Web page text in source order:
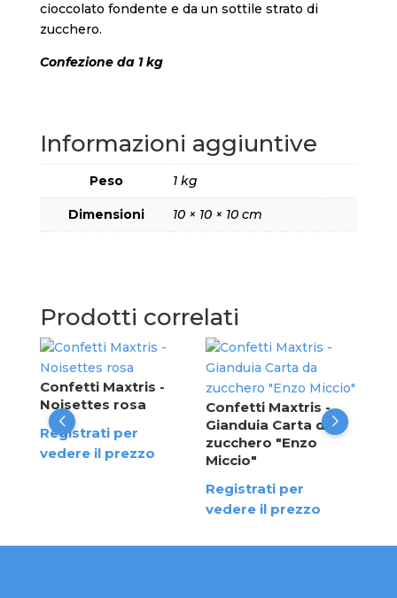
cioccolato fondente e da un sottile strato di
zucchero.
Confezione da 1 kg
Informazioni aggiuntive
Peso 1 kg
Dimensioni 10 × 10 × 10 cm
Prodotti correlati
Confetti Maxtris -
Noisettes rosa
Registrati per
vedere il prezzo
Confetti Maxtris -
Gianduia Carta da
zucchero "Enzo
Miccio"
Registrati per
vedere il prezzo